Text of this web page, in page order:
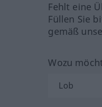
Fehlt eine
Füllen Sie
gemäß
Wozu